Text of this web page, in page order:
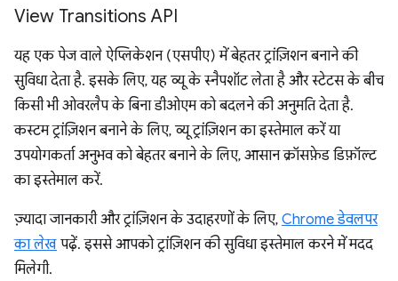
View Transitions API
यह एक पेज वाले ऐप्लिकेशन (एसपीए) में बेहतर ट्रांज़िशन बनाने की
सुविधा देता है. इसके लिए, यह व्यू के स्नैपशॉट लेता है और स्टेटस के बीच
किसी भी ओवरलैप के बिना डीओएम को बदलने की अनुमति देता है.
कस्टम ट्रांज़िशन बनाने के लिए, व्यू ट्रांज़िशन का इस्तेमाल करें या
उपयोगकर्ता अनुभव को बेहतर बनाने के लिए, आसान क्रॉसफ़ेड डिफ़ॉल्ट
का इस्तेमाल करें.
ज़्यादा जानकारी और ट्रांज़िशन के उदाहरणों के लिए, Chrome डेवलपर
का लेख पढ़ें. इससे आपको ट्रांज़िशन की सुविधा इस्तेमाल करने में मदद
मिलेगी.